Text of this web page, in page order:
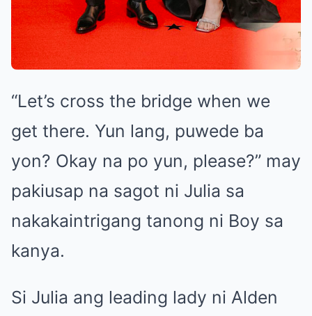
“Let’s cross the bridge when we
get there. Yun lang, puwede ba
yon? Okay na po yun, please?” may
pakiusap na sagot ni Julia sa
nakakaintrigang tanong ni Boy sa
kanya.
Si Julia ang leading lady ni Alden